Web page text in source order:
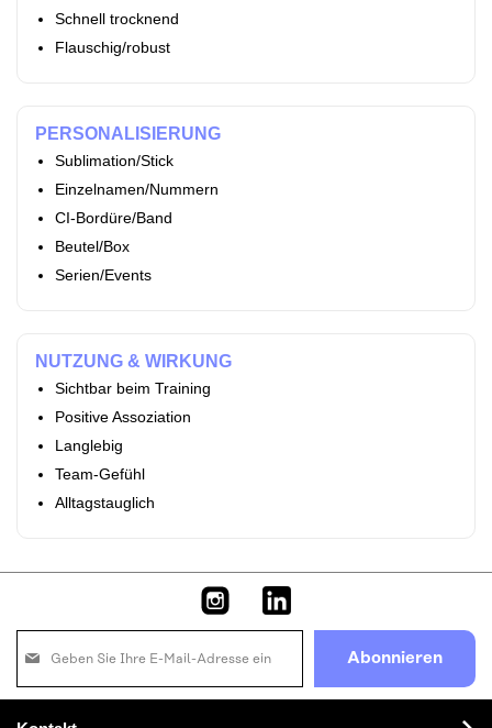
Schnell trocknend
Flauschig/robust
PERSONALISIERUNG
Sublimation/Stick
Einzelnamen/Nummern
CI‑Bordüre/Band
Beutel/Box
Serien/Events
NUTZUNG & WIRKUNG
Sichtbar beim Training
Positive Assoziation
Langlebig
Team‑Gefühl
Alltagstauglich
Sie
sich
Abonnieren